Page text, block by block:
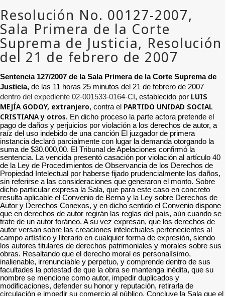
Sentencia 127/2007 de la Sala Primera de la Corte Suprema de
Justicia, de las 11 horas 25 minutos del 21 de febrero de 2007
dentro del expediente 02-001533-0164-CI , establecido por LUIS
MEJÍA GODOY, extranjero, contra el PARTIDO UNIDAD SOCIAL
CRISTIANA y otros. En dicho proceso la parte actora pretende el
pago de daños y perjuicios por violación a los derechos de autor, a
raíz del uso indebido de una canción El juzgador de primera
instancia declaró parcialmente con lugar la demanda otorgando la
suma de $30.000,00. El Tribunal de Apelaciones confirmó la
sentencia. La vencida presentó casación por violación al artículo 40
de la Ley de Procedimientos de Observancia de los Derechos de
Propiedad Intelectual por haberse fijado prudencialmente los daños,
sin referirse a las consideraciones que generaron el monto. Sobre
dicho particular expresa la Sala, que para este caso en concreto
resulta aplicable el Convenio de Berna y la Ley sobre Derechos de
Autor y Derechos Conexos, y en dicho sentido el Convenio dispone
que en derechos de autor regirán las reglas del país, aún cuando se
trate de un autor foráneo. A su vez expresan, que los derechos de
autor versan sobre las creaciones intelectuales pertenecientes al
campo artístico y literario en cualquier forma de expresión, siendo
los autores titulares de derechos patrimoniales y morales sobre sus
obras. Resaltando que el derecho moral es personalísimo,
inalienable, irrenunciable y perpetuo, y comprende dentro de sus
facultades la potestad de que la obra se mantenga inédita, que su
nombre se mencione como autor, impedir duplicados y
modificaciones, defender su honor y reputación, retirarla de
circulación e impedir su comercio al público. Concluye la Sala que el